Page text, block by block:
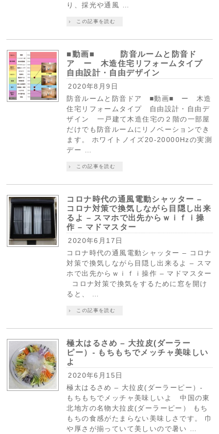
り、採光や通風 …
この記事を読む
■動画■ 防音ルームと防音ド
ア ー 木造住宅リフォームタイプ
自由設計・自由デザイン
2020年8月9日
防音ルームと防音ドア ■動画■ ー 木造
住宅リフォームタイプ 自由設計・自由デ
ザイン 一戸建て木造住宅の２階の一部屋
だけでも防音ルームにリノベーションでき
ます。 ホワイトノイズ20-20000Hzの実測
デー …
この記事を読む
コロナ時代の通風電動シャッター –
コロナ対策で換気しながら目隠し出来
るよ – スマホで出先からｗｉｆｉ操
作 – マドマスター
2020年6月17日
コロナ時代の通風電動シャッター – コロナ
対策で換気しながら目隠し出来るよ – スマ
ホで出先からｗｉｆｉ操作 – マドマスター
コロナ対策で換気をするために窓を開け
ると、 …
この記事を読む
極太はるさめ – 大拉皮(ダーラー
ピー）- もちもちでメッチャ美味しい
よ
2020年6月15日
極太はるさめ – 大拉皮(ダーラーピー）-
もちもちでメッチャ美味しいよ 中国の東
北地方の名物大拉皮(ダーラーピー） もち
もちの食感がたまらない美味しさです。 巾
や厚さが揃っていて美しいので暑い …